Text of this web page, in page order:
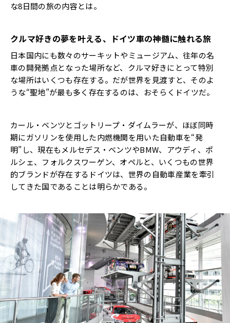
な8日間の旅の内容とは。
クルマ好きの夢を叶える、ドイツ車の神髄に触れる旅
日本国内にも数々のサーキットやミュージアム、往年の名
車の開発拠点となった場所など、クルマ好きにとって特別
な場所はいくつも存在する。だが世界を見渡すと、そのよ
うな“聖地”が最も多く存在するのは、おそらくドイツだ。
カール・ベンツとゴットリープ・ダイムラーが、ほぼ同時
期にガソリンを使用した内燃機関を用いた自動車を“発
明”し、現在もメルセデス・ベンツやBMW、アウディ、ポ
ルシェ、フォルクスワーゲン、オペルと、いくつもの世界
的ブランドが存在するドイツは、世界の自動車産業を牽引
してきた国であることは明らかである。